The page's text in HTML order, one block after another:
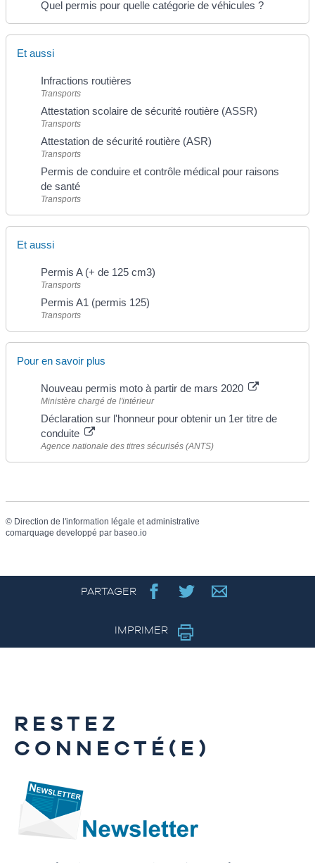
Quel permis pour quelle catégorie de véhicules ?
Et aussi
Infractions routières
Transports
Attestation scolaire de sécurité routière (ASSR)
Transports
Attestation de sécurité routière (ASR)
Transports
Permis de conduire et contrôle médical pour raisons
de santé
Transports
Et aussi
Permis A (+ de 125 cm3)
Transports
Permis A1 (permis 125)
Transports
Pour en savoir plus
Nouveau permis moto à partir de mars 2020
Ministère chargé de l'intérieur
Déclaration sur l'honneur pour obtenir un 1er titre de
conduite
Agence nationale des titres sécurisés (ANTS)
© Direction de l'information légale et administrative
comarquage developpé par baseo.io
PARTAGER
IMPRIMER
RESTEZ
CONNECTÉ(E)